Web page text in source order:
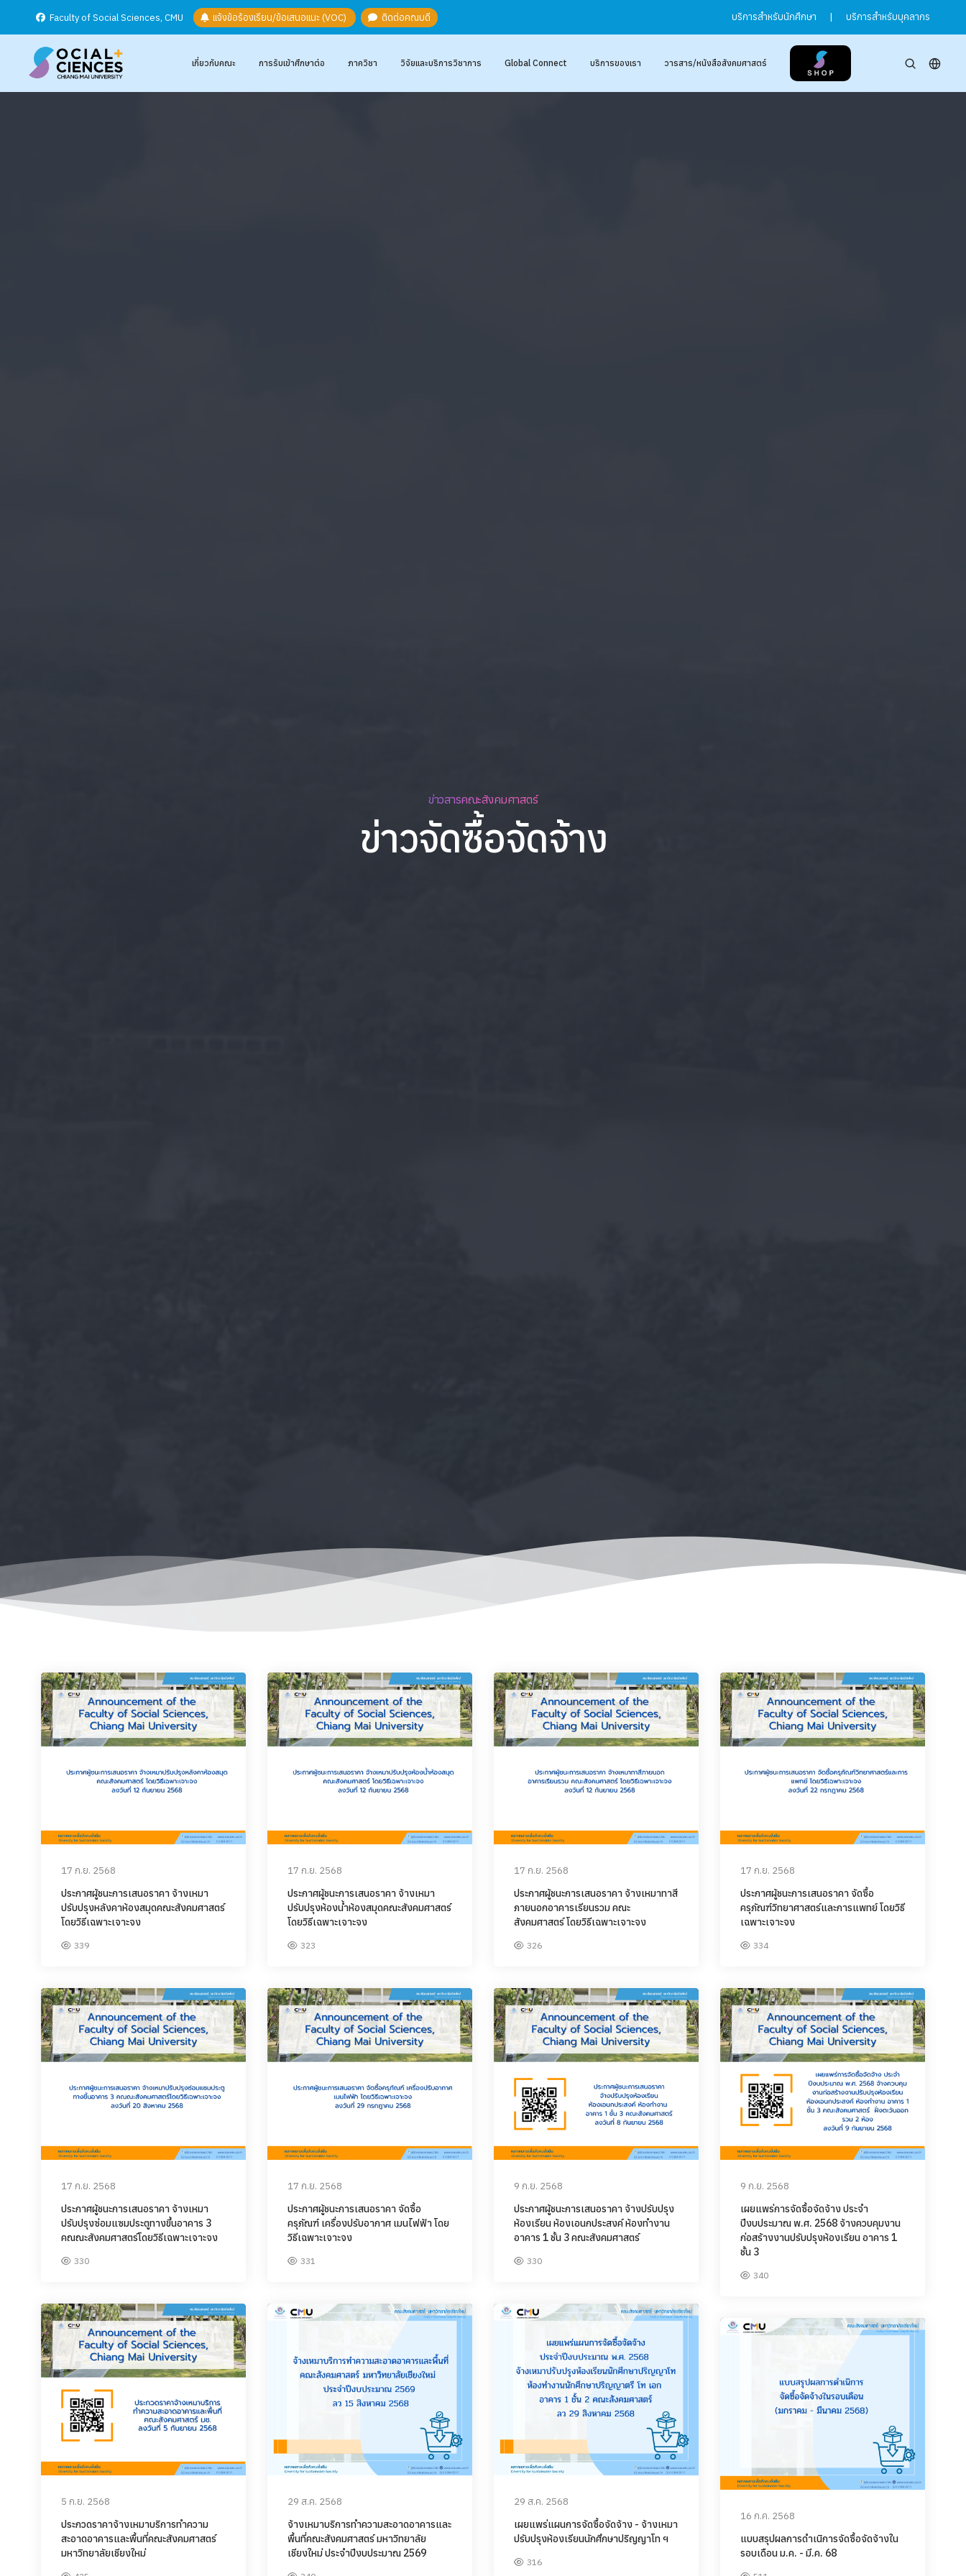
Faculty of Social Sciences, CMU แจ้งข้อร้องเรียน/ข้อเสนอแนะ (VOC) ติดต่อคณบดี บริการสำหรับนักศึกษา | บริการสำหรับบุคลากร
เกี่ยวกับคณะ การรับเข้าศึกษาต่อ ภาควิชา วิจัยและบริการวิชาการ Global Connect บริการของเรา วารสาร/หนังสือสังคมศาสตร์
ข่าวสารคณะสังคมศาสตร์
ข่าวจัดซื้อจัดจ้าง
17 ก.ย. 2568
ประกาศผู้ชนะการเสนอราคา จ้างเหมา
ปรับปรุงหลังคาห้องสมุดคณะสังคมศาสตร์
โดยวิธีเฉพาะเจาะจง
339
17 ก.ย. 2568
ประกาศผู้ชนะการเสนอราคา จ้างเหมา
ปรับปรุงห้องน้ำห้องสมุดคณะสังคมศาสตร์
โดยวิธีเฉพาะเจาะจง
323
17 ก.ย. 2568
ประกาศผู้ชนะการเสนอราคา จ้างเหมาทาสี
ภายนอกอาคารเรียนรวม คณะ
สังคมศาสตร์ โดยวิธีเฉพาะเจาะจง
326
17 ก.ย. 2568
ประกาศผู้ชนะการเสนอราคา จัดซื้อ
ครุภัณฑ์วิทยาศาสตร์และการแพทย์ โดยวิธี
เฉพาะเจาะจง
334
17 ก.ย. 2568
ประกาศผู้ชนะการเสนอราคา จ้างเหมา
ปรับปรุงซ่อมแซมประตูทางขึ้นอาคาร 3
คณณะสังคมศาสตร์โดยวิธีเฉพาะเจาะจง
330
17 ก.ย. 2568
ประกาศผู้ชนะการเสนอราคา จัดซื้อ
ครุภัณฑ์ เครื่องปรับอากาศ เมนไฟฟ้า โดย
วิธีเฉพาะเจาะจง
331
9 ก.ย. 2568
ประกาศผู้ชนะการเสนอราคา จ้างปรับปรุง
ห้องเรียน ห้องเอนกประสงค์ ห้องทำงาน
อาคาร 1 ชั้น 3 คณะสังคมศาสตร์
330
9 ก.ย. 2568
เผยแพร่การจัดซื้อจัดจ้าง ประจำ
ปีงบประมาณ พ.ศ. 2568 จ้างควบคุมงาน
ก่อสร้างงานปรับปรุงห้องเรียน อาคาร 1
ชั้น 3
340
5 ก.ย. 2568
ประกวดราคาจ้างเหมาบริการทำความ
สะอาดอาคารและพื้นที่คณะสังคมศาสตร์
มหาวิทยาลัยเชียงใหม่
29 ส.ค. 2568
จ้างเหมาบริการทำความสะอาดอาคารและ
พื้นที่คณะสังคมศาสตร์ มหาวิทยาลัย
เชียงใหม่ ประจำปีงบประมาณ 2569
29 ส.ค. 2568
เผยแพร่แผนการจัดซื้อจัดจ้าง - จ้างเหมา
ปรับปรุงห้องเรียนนักศึกษาปริญญาโท ฯ
316
16 ก.ค. 2568
แบบสรุปผลการดำเนิการจัดซื้อจัดจ้างใน
รอบเดือน ม.ค. - มี.ค. 68